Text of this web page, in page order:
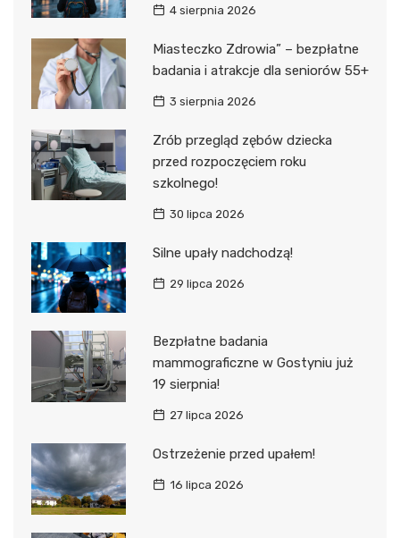
4 sierpnia 2026
Miasteczko Zdrowia” – bezpłatne
badania i atrakcje dla seniorów 55+
3 sierpnia 2026
Zrób przegląd zębów dziecka
przed rozpoczęciem roku
szkolnego!
30 lipca 2026
Silne upały nadchodzą!
29 lipca 2026
Bezpłatne badania
mammograficzne w Gostyniu już
19 sierpnia!
27 lipca 2026
Ostrzeżenie przed upałem!
16 lipca 2026